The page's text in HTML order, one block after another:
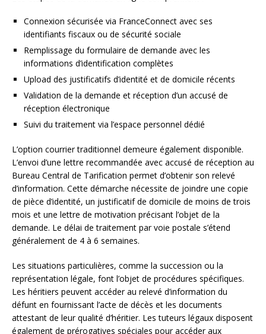
Connexion sécurisée via FranceConnect avec ses
identifiants fiscaux ou de sécurité sociale
Remplissage du formulaire de demande avec les
informations d’identification complètes
Upload des justificatifs d’identité et de domicile récents
Validation de la demande et réception d’un accusé de
réception électronique
Suivi du traitement via l’espace personnel dédié
L’option courrier traditionnel demeure également disponible.
L’envoi d’une lettre recommandée avec accusé de réception au
Bureau Central de Tarification permet d’obtenir son relevé
d’information. Cette démarche nécessite de joindre une copie
de pièce d’identité, un justificatif de domicile de moins de trois
mois et une lettre de motivation précisant l’objet de la
demande. Le délai de traitement par voie postale s’étend
généralement de 4 à 6 semaines.
Les situations particulières, comme la succession ou la
représentation légale, font l’objet de procédures spécifiques.
Les héritiers peuvent accéder au relevé d’information du
défunt en fournissant l’acte de décès et les documents
attestant de leur qualité d’héritier. Les tuteurs légaux disposent
également de prérogatives spéciales pour accéder aux